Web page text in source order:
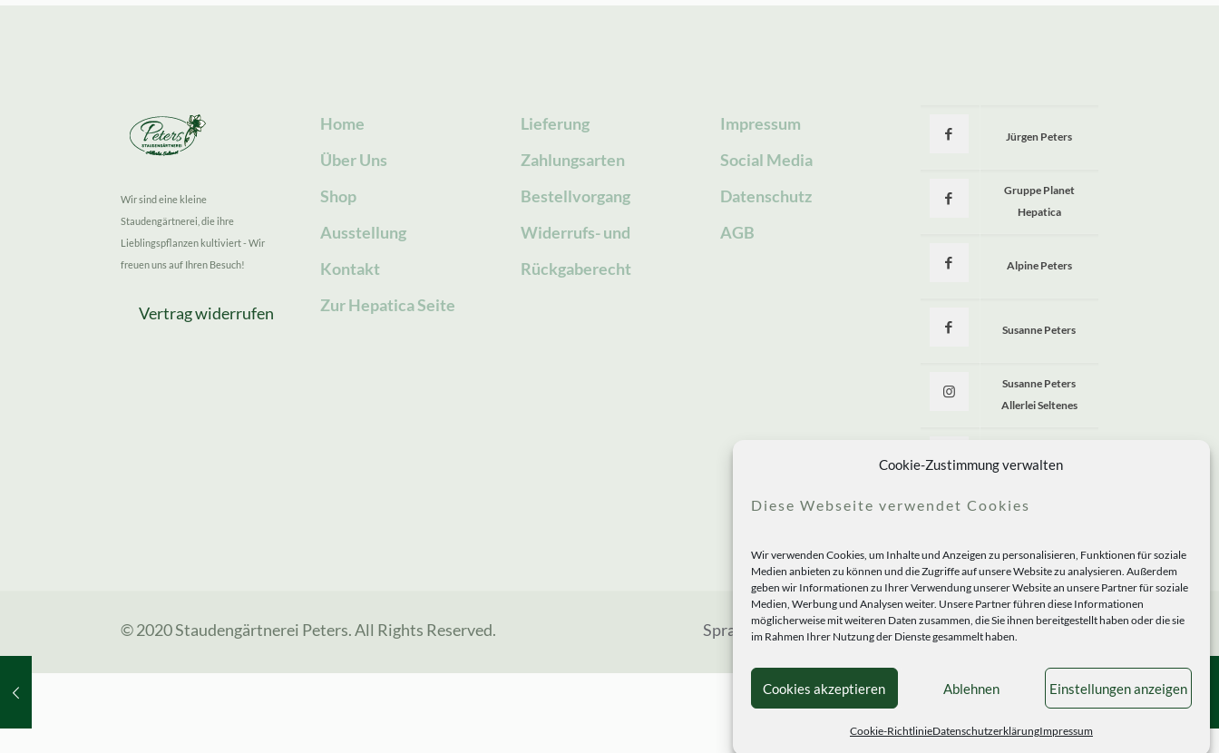
Cookie-Zustimmung verwalten
Diese Webseite verwendet Cookies
Wir verwenden Cookies, um Inhalte und Anzeigen zu personalisieren, Funktionen für soziale
Medien anbieten zu können und die Zugriffe auf unsere Website zu analysieren. Außerdem
geben wir Informationen zu Ihrer Verwendung unserer Website an unsere Partner für soziale
Medien, Werbung und Analysen weiter. Unsere Partner führen diese Informationen
möglicherweise mit weiteren Daten zusammen, die Sie ihnen bereitgestellt haben oder die sie
im Rahmen Ihrer Nutzung der Dienste gesammelt haben.
Cookies akzeptieren Ablehnen Einstellungen anzeigen
Cookie-RichtlinieDatenschutzerklärungImpressum
Wir sind eine kleine
Staudengärtnerei, die ihre
Lieblingspflanzen kultiviert - Wir
freuen uns auf Ihren Besuch!
Vertrag widerrufen
Home
Über Uns
Shop
Ausstellung
Kontakt
Zur Hepatica Seite
Lieferung
Zahlungsarten
Bestellvorgang
Widerrufs- und
Rückgaberecht
Impressum
Social Media
Datenschutz
AGB
Jürgen Peters
Gruppe Planet
Hepatica
Alpine Peters
Susanne Peters
Susanne Peters
Allerlei Seltenes
Allerlei Seltenes
© 2020 Staudengärtnerei Peters. All Rights Reserved. Sprachen